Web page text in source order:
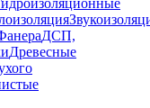
ДСП,
Древесные